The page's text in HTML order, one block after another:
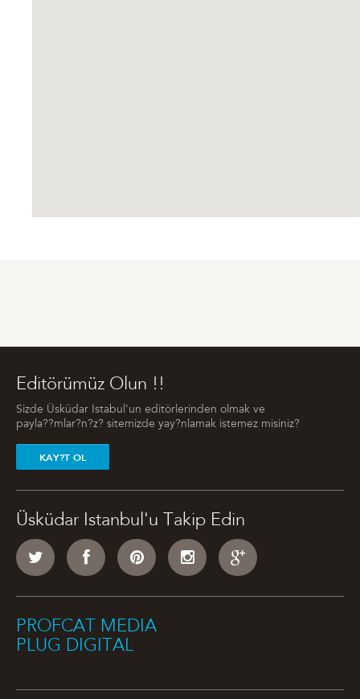
Editörümüz Olun !!
Sizde Üsküdar Istabul'un editörlerinden olmak ve
payla??mlar?n?z? sitemizde yay?nlamak istemez misiniz?
KAY?T OL
Üsküdar Istanbul'u Takip Edin
PROFCAT MEDIA
PLUG DIGITAL